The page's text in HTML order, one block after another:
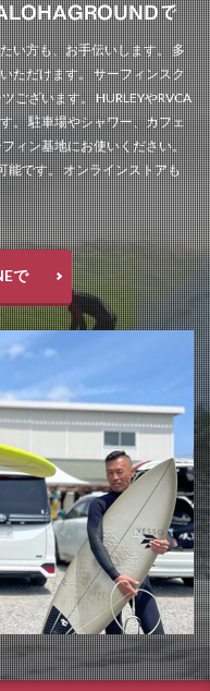
で
い方も、お手伝いします。 多
ただけます。 サーフィンスク
ございます。 HURLEYやRVCA
。 駐車場やシャワー、カフェ
ィン基地にお使いください。
能です。 オンラインストアも
で